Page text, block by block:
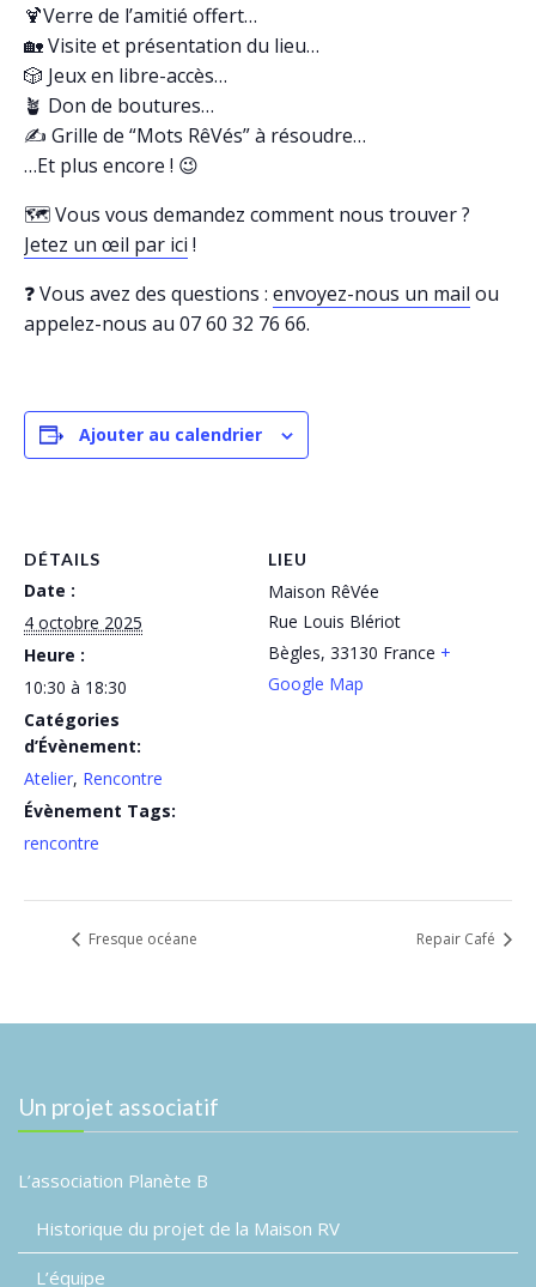
🍹Verre de l’amitié offert…
🏡 Visite et présentation du lieu…
🎲 Jeux en libre-accès…
🪴 Don de boutures…
✍️ Grille de “Mots RêVés” à résoudre…
…Et plus encore ! 😉
🗺️ Vous vous demandez comment nous trouver ?
Jetez un œil par ici !
❓ Vous avez des questions : envoyez-nous un mail ou
appelez-nous au 07 60 32 76 66.
Ajouter au calendrier
DÉTAILS
Date :
4 octobre 2025
Heure :
10:30 à 18:30
Catégories
d’Évènement:
Atelier, Rencontre
Évènement Tags:
rencontre
LIEU
Maison RêVée
Rue Louis Blériot
Bègles, 33130 France +
Google Map
Fresque océane Repair Café
Un projet associatif
L’association Planète B
Historique du projet de la Maison RV
L’équipe